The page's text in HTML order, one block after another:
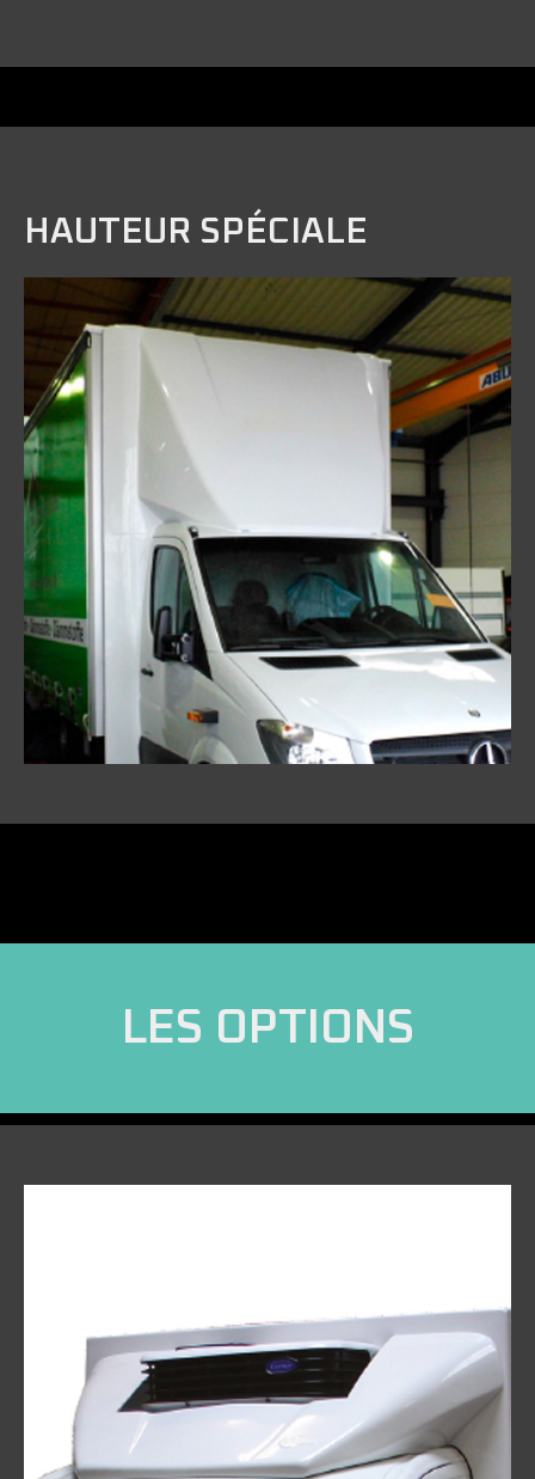
HAUTEUR SPÉCIALE
LES OPTIONS